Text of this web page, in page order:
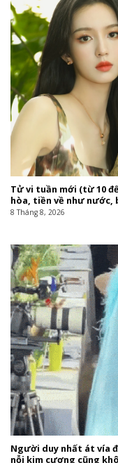
Truy tố tài xế đỗ xe,
người tử vong
8 Tháng 8, 2026
Tử vi tuần mới (từ 10
hòa, tiền về như nước,
8 Tháng 8, 2026